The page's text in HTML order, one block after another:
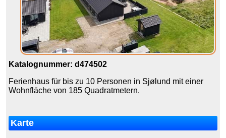
Katalognummer: d474502
Ferienhaus für bis zu 10 Personen in Sjølund mit einer
Wohnfläche von 185 Quadratmetern.
Karte